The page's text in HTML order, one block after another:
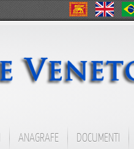
ANAGRAFE DOCUMENTI